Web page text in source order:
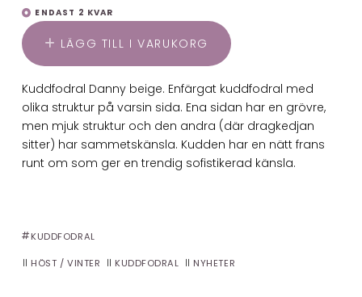
ENDAST 2 KVAR
LÄGG TILL I VARUKORG
Kuddfodral Danny beige. Enfärgat kuddfodral med
olika struktur på varsin sida. Ena sidan har en grövre,
men mjuk struktur och den andra (där dragkedjan
sitter) har sammetskänsla. Kudden har en nätt frans
runt om som ger en trendig sofistikerad känsla.
KUDDFODRAL
HÖST / VINTER KUDDFODRAL NYHETER